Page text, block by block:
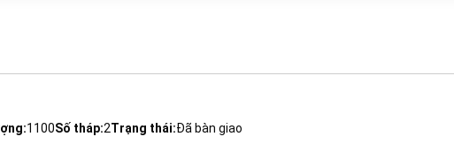
1100Số tháp:2Trạng thái:Đã bàn giao